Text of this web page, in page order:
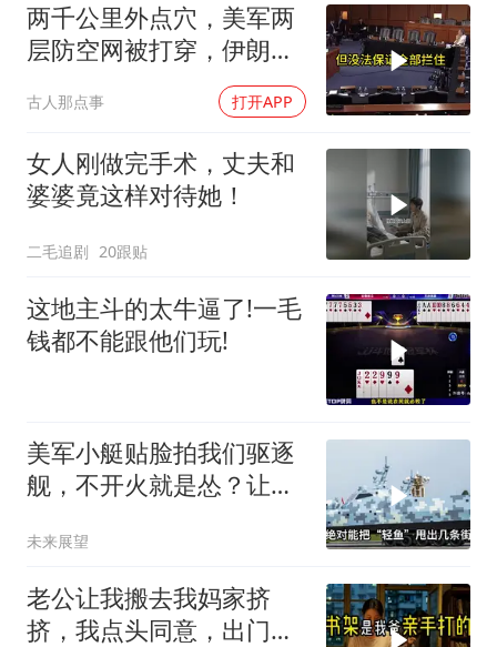
两千公里外点穴，美军两
层防空网被打穿，伊朗亮
出的新家伙让五角大楼坐
不住了
古人那点事 打开APP
女人刚做完手术，丈夫和
婆婆竟这样对待她！
二毛追剧 20跟贴
这地主斗的太牛逼了!一毛
钱都不能跟他们玩!
美军小艇贴脸拍我们驱逐
舰，不开火就是怂？让印
未来展望
老公让我搬去我妈家挤
挤，我点头同意，出门时